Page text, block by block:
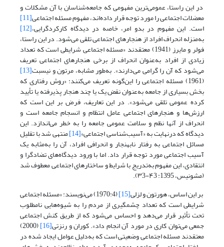
در این راستا، عمومی‌‌ترین مفهومی که جامعه‌‌شناسان با آن مشکلات و
معضلات اجتماعی را مورد توجه قرار داده‌‌اند، مفهوم مسئله اجتماعی[11]
است. این مفهوم در بدو امر، خاصه در دیدگاه کارکردگرایی،[12]
به‌منزله انحراف افراد از هنجارهای اجتماعی تلقی می‌شود. در این راستا،
فولر و مایرز (1941) معتقدند «مسئله اجتماعی شرایطی است که تعداد
زیادی از افراد به‌عنوان انحراف از برخی هنجارهای اجتماعی تعریف
می‌‌‌شود که آن را گرامی می‌دارند». به‌طور مشابه، مرتون و نیسبت[13]
(1961) مسئله اجتماعی را این‌گونه تعریف می‌کنند: «روش رفتاری که
بخش بسیاری از جامعه به‌عنوان نقض یک یا چند هنجار پذیرفته یا تأیید
کرده عمومی تلقی می‌شود». در این تعاریف، فرض بر این است که
ارزش‌‌ها و هنجارهای اجتماعی عامل انتظام و انسجام جامعه است و
انحراف از آنها نظم و سلامت عمومی جامعه را به خطر می‌‌اندازد. این
دیدگاه که درنهایت به «آسیب‌‌شناسی اجتماعی»[14] منتهی شد با تقلیل
مسائل اجتماعی به رفتار نابهنجار و انحرافی افراد، آن را به‌مثابه یک
آسیب اجتماعی مورد توجه قرار داد. اما با ورود دیدگاه‌‌های تضادگرا و
انتقادی، این مفهوم به‌تدریج با شرایط و ساختارهای اجتماعی معطوف شد
(مشونیس، 1395: ۴3-۳3).
بر این اساس، هورتون و لزلی[15] (1970:4) می‌‌نویسند: «مسئله اجتماعی
شرایطی است که تعداد چشمگیری از مردم را به شیوه‌‌هایی نامطلوب
تحت تأثیر قرار می‌‌دهد و احساس می‌‌شود که از طریق کنش اجتماعی
جمعی می‌‌توان کاری در مورد آن انجام داد». کوران و رنزتی[16]
(2000)
معتقدند مسئله اجتماعی وضعیتی است که به‌دلیل عوامل ایجاد شده در